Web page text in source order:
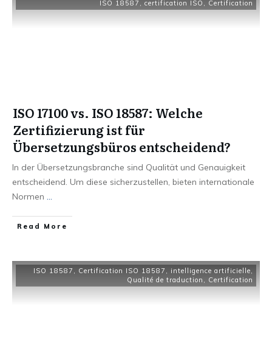
ISO 18587 , certification ISO , Certification
ISO 17100 vs. ISO 18587: Welche
Zertifizierung ist für
Übersetzungsbüros entscheidend?
In der Übersetzungsbranche sind Qualität und Genauigkeit
entscheidend. Um diese sicherzustellen, bieten internationale
Normen ...
Read More
ISO 18587 , Certification ISO 18587 , intelligence artificielle,
Qualité de traduction , Certification